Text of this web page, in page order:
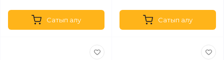
Сатып алу Сатып алу